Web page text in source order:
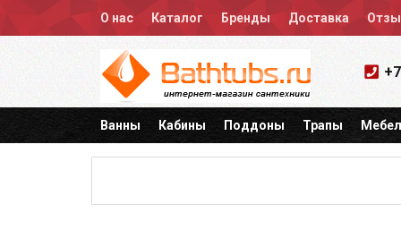
О нас Каталог Бренды Доставка
Ванны Кабины Поддоны Трапы